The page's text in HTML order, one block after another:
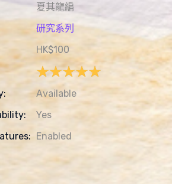
夏其龍編
研究系列
HK$100
★★★★★
★★★★★
Available
Yes
Enabled